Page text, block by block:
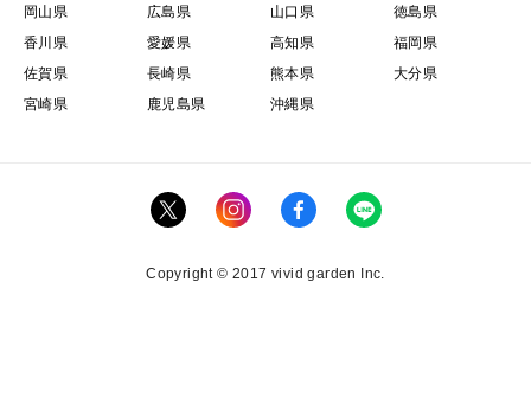
岡山県
広島県 山口県
徳島県
香川県
愛媛県 高知県
福岡県
佐賀県
長崎県 熊本県
大分県
宮崎県
鹿児島県 沖縄県
Copyright © 2017 vivid garden Inc.